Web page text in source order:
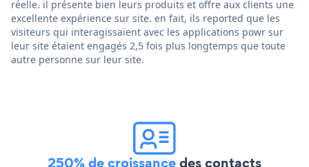
réelle. il présente bien leurs produits et offre aux clients une
excellente expérience sur site. en fait, ils reported que les
visiteurs qui interagissaient avec les applications powr sur
leur site étaient engagés 2,5 fois plus longtemps que toute
autre personne sur leur site.
250% de croissancedes contacts